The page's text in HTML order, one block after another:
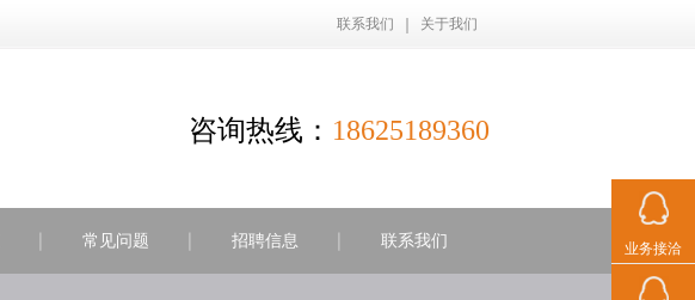
业务接洽
联系我们 关于我们
咨询热线： 18625189360
常见问题 招聘信息 联系我们